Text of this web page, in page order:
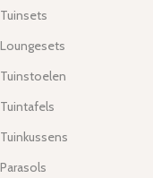
Tuinsets
Loungesets
Tuinstoelen
Tuintafels
Tuinkussens
Parasols